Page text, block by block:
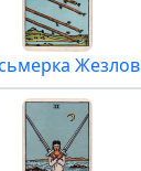
Жезлов